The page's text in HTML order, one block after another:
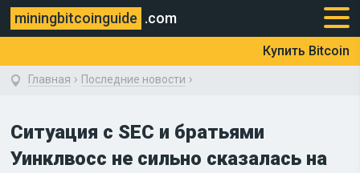
miningbitcoinguide .com
Купить Bitcoin
Главная › Последние новости ›
Ситуация с SEC и братьями
Уинклвосс не сильно сказалась на